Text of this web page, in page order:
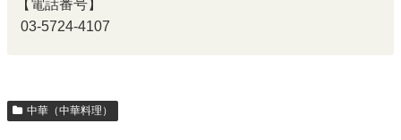
【電話番号】
03-5724-4107
中華（中華料理）